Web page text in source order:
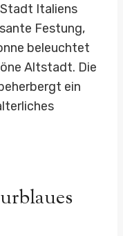
Italiens
Festung,
beleuchtet
Altstadt. Die
ein